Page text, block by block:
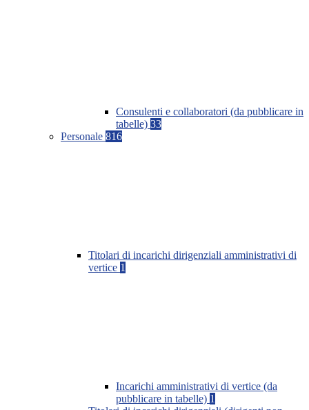
Consulenti e collaboratori (da pubblicare in
tabelle) 33
Personale 816
Titolari di incarichi dirigenziali amministrativi di
vertice 1
Incarichi amministrativi di vertice (da
pubblicare in tabelle) 1